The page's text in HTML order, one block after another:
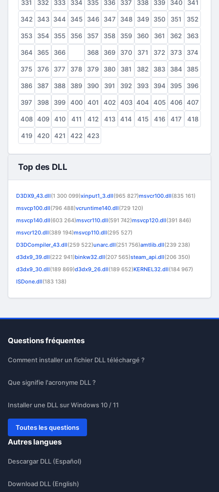
331 332 333 334 335 336 337 338 339 340 341
342 343 344 345 346 347 348 349 350 351 352
353 354 355 356 357 358 359 360 361 362 363
364 365 366 368 369 370 371 372 373 374
375 376 377 378 379 380 381 382 383 384 385
386 387 388 389 390 391 392 393 394 395 396
397 398 399 400 401 402 403 404 405 406 407
408 409 410 411 412 413 414 415 416 417 418
419 420 421 422 423
Top des DLL
D3DX9_43.dll(1 300 099)xinput1_3.dll(965 827)msvcr100.dll(835 161)
msvcp100.dll(796 488)vcruntime140.dll(729 120)
msvcp140.dll(603 264)msvcr110.dll(591 742)msvcp120.dll(391 846)
msvcr120.dll(389 194)msvcp110.dll(295 527)
D3DCompiler_43.dll(259 522)unarc.dll(251 756)amtlib.dll(239 238)
d3dx9_39.dll(222 941)binkw32.dll(207 565)steam_api.dll(206 350)
d3dx9_30.dll(189 869)d3dx9_26.dll(189 652)KERNEL32.dll(184 967)
ISDone.dll(183 138)
Questions fréquentes
Comment installer un fichier DLL téléchargé ?
Que signifie l'acronyme DLL ?
Installer une DLL sur Windows 10 / 11
Toutes les questions
Autres langues
Descargar DLL (Español)
Download DLL (English)